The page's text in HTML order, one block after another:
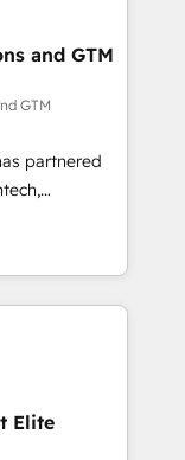
and GTM
GTM
partnered
With
scalable
challenges.
loss or
Elite